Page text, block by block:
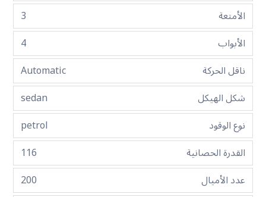
الأمتعة
3
الأبواب
4
ناقل الحركة
Automatic
شكل الهيكل
sedan
نوع الوقود
petrol
القدرة الحصانية
116
عدد الأميال
200